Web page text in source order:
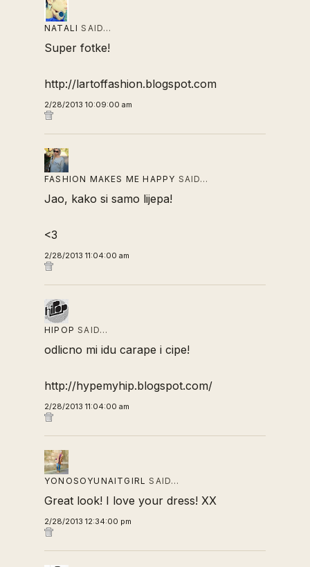
NATALI SAID…
Super fotke!
http://lartoffashion.blogspot.com
2/28/2013 10:09:00 am
FASHION MAKES ME HAPPY SAID…
Jao, kako si samo lijepa!
<3
2/28/2013 11:04:00 am
HIPOP SAID…
odlicno mi idu carape i cipe!
http://hypemyhip.blogspot.com/
2/28/2013 11:04:00 am
YONOSOYUNAITGIRL SAID…
Great look! I love your dress! XX
2/28/2013 12:34:00 pm